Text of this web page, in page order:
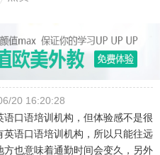
20 16:20:28
口语培训机构，但体验感不是很
语口语培训机构，所以只能往远
也意味着通勤时间会变久，另外